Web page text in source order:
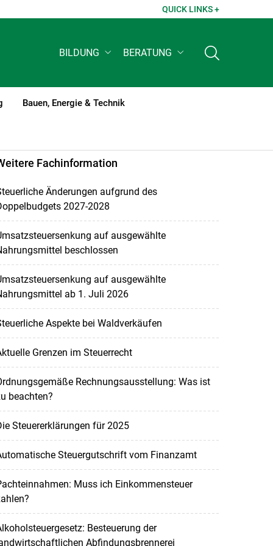
QUICK LINKS +
BILDUNG BERATUNG
Bauen, Energie & Technik
Fachinformation
Änderungen aufgrund des
2027-2028
auf ausgewählte
beschlossen
auf ausgewählte
ab 1. Juli 2026
Aspekte bei Waldverkäufen
Grenzen im Steuerrecht
Rechnungsausstellung: Was ist
beachten?
Steuererklärungen für 2025
Steuergutschrift vom Finanzamt
Muss ich Einkommensteuer
Besteuerung der
Abfindungsbrennerei